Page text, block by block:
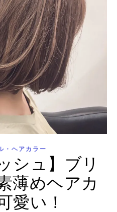
・ヘアカラー
シュ】ブリ
薄めヘアカ
愛い！